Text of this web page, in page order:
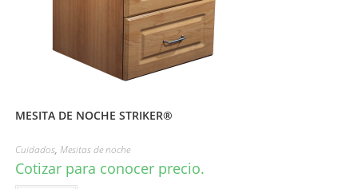
MESITA DE NOCHE STRIKER®
Cuidados, Mesitas de noche
Cotizar para conocer precio.